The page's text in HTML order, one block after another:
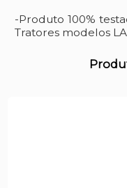
-Produto 100%
Tratores modelos